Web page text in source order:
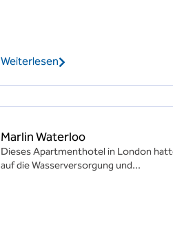
Weiterlesen
Marlin Waterloo
Dieses Apartmenthotel in London
auf die Wasserversorgung und...